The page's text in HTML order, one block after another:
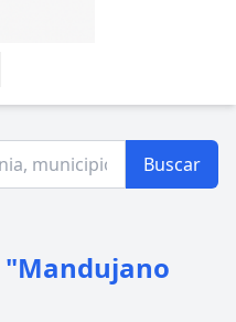
Buscar
"Mandujano